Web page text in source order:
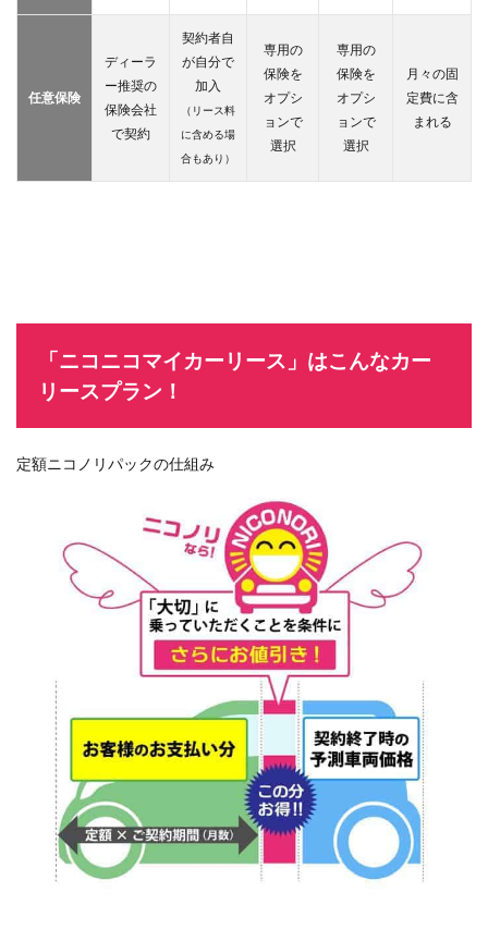
任意保険
ディーラ
ー推奨の
保険会社
で契約
契約者自
が自分で
加入
（リース料
に含める場
合もあり）
専用の
保険を
オプシ
ョンで
選択
専用の
保険を
オプシ
ョンで
選択
月々の固
定費に含
まれる
「ニコニコマイカーリース」はこんなカー
リースプラン！
定額ニコノリパックの仕組み